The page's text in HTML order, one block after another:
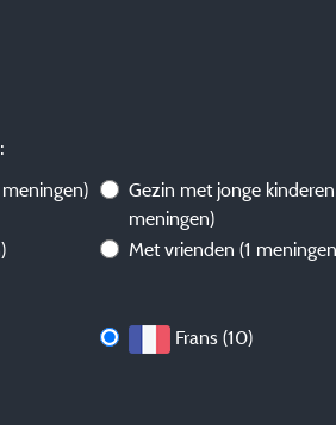
Gezin met jonge
meningen)
Met vrienden(1
Frans (10)